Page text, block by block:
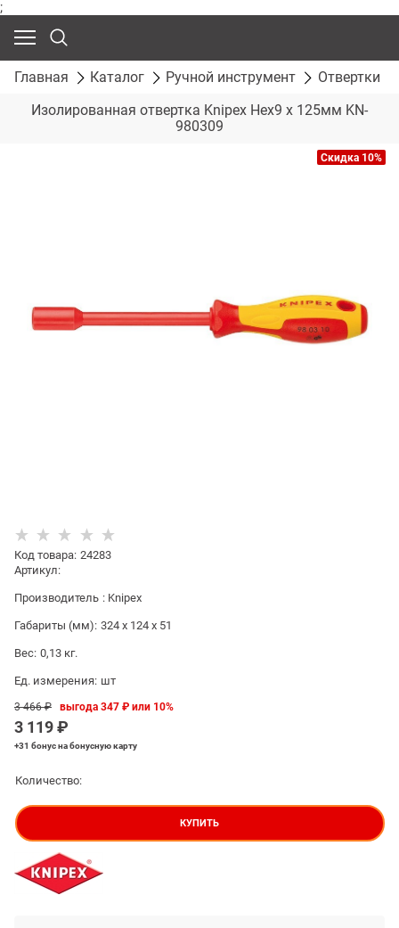
;
Главная Каталог Ручной инструмент
Отвертки
Изолированная отвертка Knipex Hex9 x 125мм KN-
980309
Скидка 10%
Код товара: 24283
Артикул:
Производитель : Knipex
Габариты (мм): 324 x 124 x 51
Вес: 0,13 кг.
Ед. измерения: шт
3 466 ₽
3 119 ₽
выгода347 ₽ или 10%
+31 бонусна бонусную карту
Количество:
КУПИТЬ